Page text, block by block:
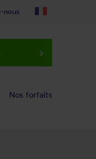
nous
keyboard_arrow_right
Nos forfaits